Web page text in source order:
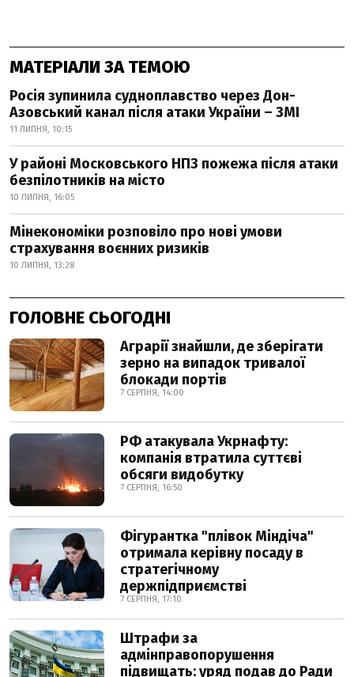
МАТЕРІАЛИ ЗА ТЕМОЮ
Росія зупинила судноплавство через Дон-
Азовський канал після атаки України – ЗМІ
11 ЛИПНЯ, 10:15
У районі Московського НПЗ пожежа після атаки
безпілотників на місто
10 ЛИПНЯ, 16:05
Мінекономіки розповіло про нові умови
страхування воєнних ризиків
10 ЛИПНЯ, 13:28
ГОЛОВНЕ СЬОГОДНІ
Аграрії знайшли, де зберігати
зерно на випадок тривалої
блокади портів
7 СЕРПНЯ, 14:00
РФ атакувала Укрнафту:
компанія втратила суттєві
обсяги видобутку
7 СЕРПНЯ, 16:50
Фігурантка "плівок Міндіча"
отримала керівну посаду в
стратегічному
держпідприємстві
7 СЕРПНЯ, 17:10
Штрафи за
адмінправопорушення
підвищать: уряд подав до Ради